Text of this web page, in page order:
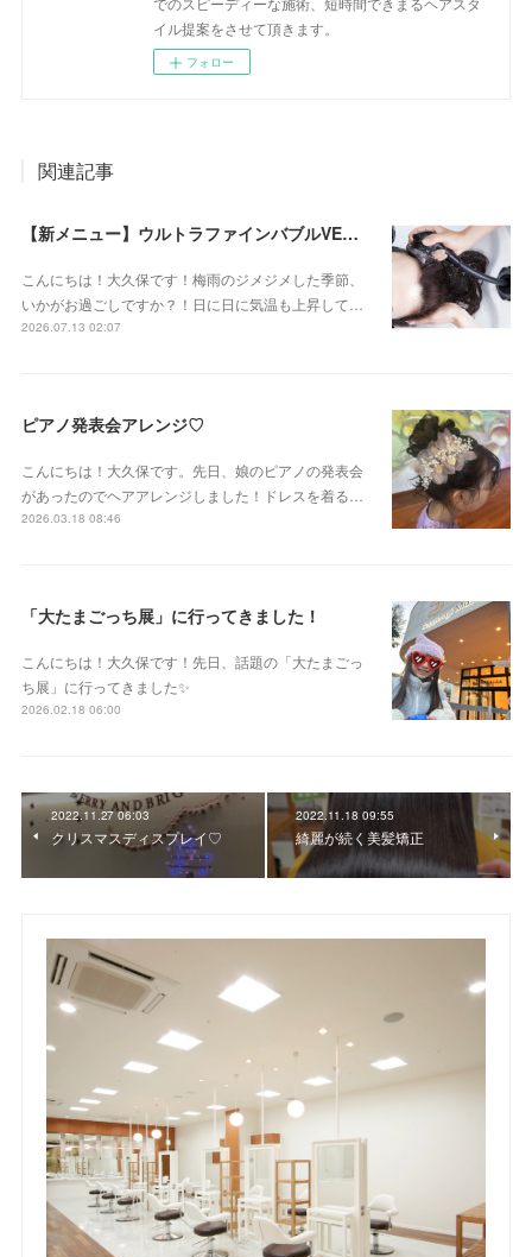
イル提案をさせて頂きます。
フォロー
関連記事
【新メニュー】ウルトラファインバブルVEENA始めました！
こんにちは！大久保です！梅雨のジメジメした季節、
いかがお過ごしですか？！日に日に気温も上昇して…
2026.07.13 02:07
ピアノ発表会アレンジ♡
こんにちは！大久保です。先日、娘のピアノの発表会
があったのでヘアアレンジしました！ドレスを着る…
2026.03.18 08:46
「大たまごっち展」に行ってきました！
こんにちは！大久保です！先日、話題の「大たまごっ
ち展」に行ってきました✨
2026.02.18 06:00
2022.11.27 06:03
クリスマスディスプレイ♡
2022.11.18 09:55
綺麗が続く美髪矯正